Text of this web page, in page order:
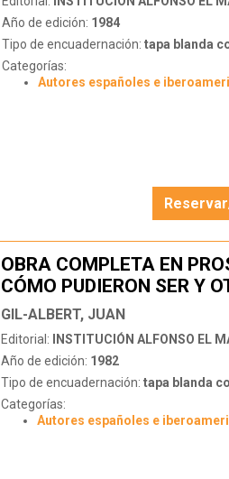
Año de edición: 1984
Tipo de encuadernación: tapa blanda
Categorías:
Autores españoles e
OBRA COMPLETA EN
CÓMO PUDIERON SER Y
GIL-ALBERT, JUAN
Editorial:
INSTITUCIÓN ALFONSO EL
Año de edición: 1982
Tipo de encuadernación: tapa blanda
Categorías:
Autores españoles e